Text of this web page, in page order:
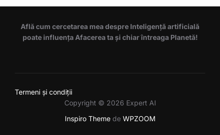
Află cum cercetarea mea despre Inteligență artificială
poate influența Afacerea ta și chiar întreaga Planetă!
Termeni și condiții
Copyright © 2026 Expert AI
Inspiro Themede WPZOOM